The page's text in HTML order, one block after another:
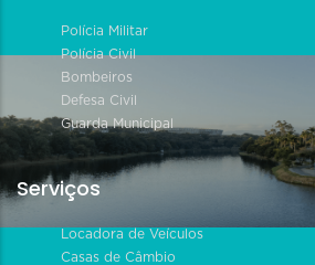
Polícia Militar
Polícia Civil
Bombeiros
Defesa Civil
Guarda Municipal
Serviços
Locadora de Veículos
Casas de Câmbio